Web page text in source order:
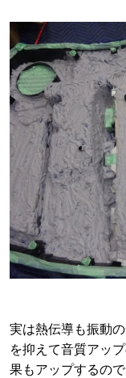
実は熱伝導も振動
を抑えて音質アッ
果もアップするの